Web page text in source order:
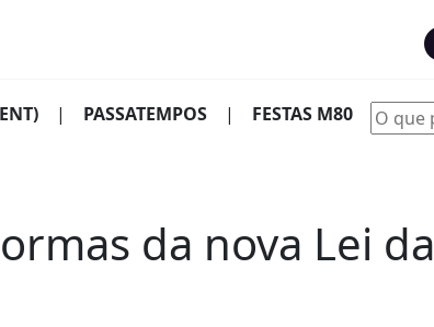
| PASSATEMPOS | FESTAS M80
da nova Lei da